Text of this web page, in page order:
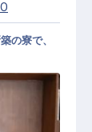
の寮で、